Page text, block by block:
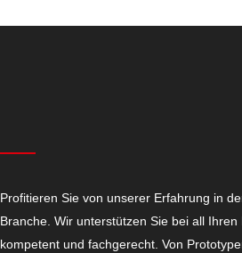
Profitieren Sie von unserer Erfahrung in
Branche. Wir unterstützen Sie bei all Ihren
kompetent und fachgerecht. Von